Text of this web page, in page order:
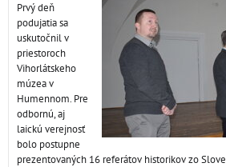
Prvý deň
podujatia sa
uskutočnil v
priestoroch
Vihorlátskeho
múzea v
Humennom. Pre
odbornú, aj
laickú verejnosť
bolo postupne
prezentovaných 16 referátov historikov zo